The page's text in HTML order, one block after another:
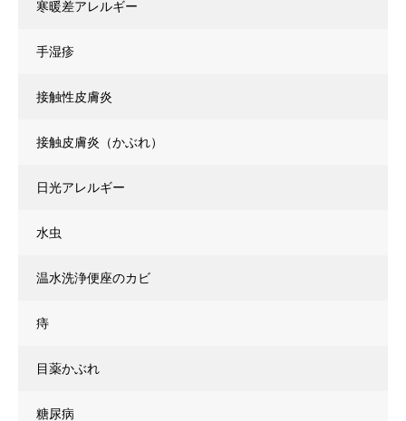
寒暖差アレルギー
手湿疹
接触性皮膚炎
接触皮膚炎（かぶれ）
日光アレルギー
水虫
温水洗浄便座のカビ
痔
目薬かぶれ
糖尿病